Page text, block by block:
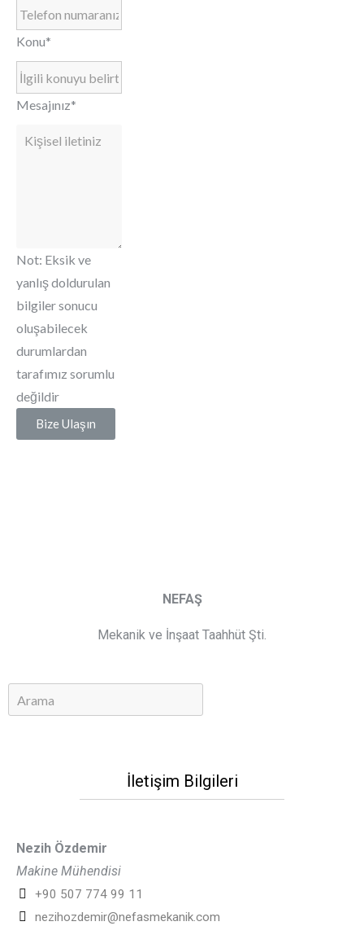
Konu*
Mesajınız*
Not: Eksik ve
yanlış doldurulan
bilgiler sonucu
oluşabilecek
durumlardan
tarafımız sorumlu
değildir
Bize Ulaşın
NEFAŞ
Mekanik ve İnşaat Taahhüt Şti.
İletişim Bilgileri
Nezih Özdemir
Makine Mühendisi
+90 507 774 99 11
nezihozdemir@nefasmekanik.com